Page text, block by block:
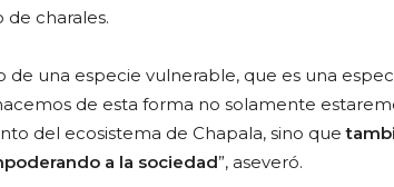
charales.
de una especie vulnerable, que es una
de esta forma no solamente
del ecosistema de Chapala, sino que
a la sociedad”, aseveró.